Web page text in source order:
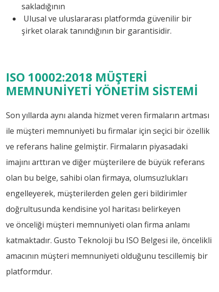
sakladığının
Ulusal ve uluslararası platformda güvenilir bir
şirket olarak tanındığının bir garantisidir.
ISO 10002:2018 MÜŞTERİ
MEMNUNİYETİ YÖNETİM SİSTEMİ
Son yıllarda aynı alanda hizmet veren firmaların artması
ile müşteri memnuniyeti bu firmalar için seçici bir özellik
ve referans haline gelmiştir. Firmaların piyasadaki
imajını arttıran ve diğer müşterilere de büyük referans
olan bu belge, sahibi olan firmaya, olumsuzlukları
engelleyerek, müşterilerden gelen geri bildirimler
doğrultusunda kendisine yol haritası belirkeyen
ve önceliği müşteri memnuniyeti olan firma anlamı
katmaktadır. Gusto Teknoloji bu ISO Belgesi ile, öncelikli
amacının müşteri memnuniyeti olduğunu tescillemiş bir
platformdur.